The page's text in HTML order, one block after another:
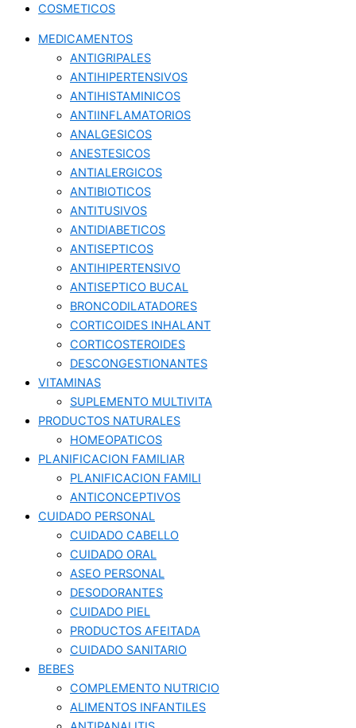
COSMETICOS
MEDICAMENTOS
ANTIGRIPALES
ANTIHIPERTENSIVOS
ANTIHISTAMINICOS
ANTIINFLAMATORIOS
ANALGESICOS
ANESTESICOS
ANTIALERGICOS
ANTIBIOTICOS
ANTITUSIVOS
ANTIDIABETICOS
ANTISEPTICOS
ANTIHIPERTENSIVO
ANTISEPTICO BUCAL
BRONCODILATADORES
CORTICOIDES INHALANT
CORTICOSTEROIDES
DESCONGESTIONANTES
VITAMINAS
SUPLEMENTO MULTIVITA
PRODUCTOS NATURALES
HOMEOPATICOS
PLANIFICACION FAMILIAR
PLANIFICACION FAMILI
ANTICONCEPTIVOS
CUIDADO PERSONAL
CUIDADO CABELLO
CUIDADO ORAL
ASEO PERSONAL
DESODORANTES
CUIDADO PIEL
PRODUCTOS AFEITADA
CUIDADO SANITARIO
BEBES
COMPLEMENTO NUTRICIO
ALIMENTOS INFANTILES